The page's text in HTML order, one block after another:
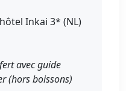
Inkai 3* (NL)
avec guide
(hors boissons)